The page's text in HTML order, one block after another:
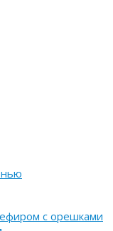
с орешками